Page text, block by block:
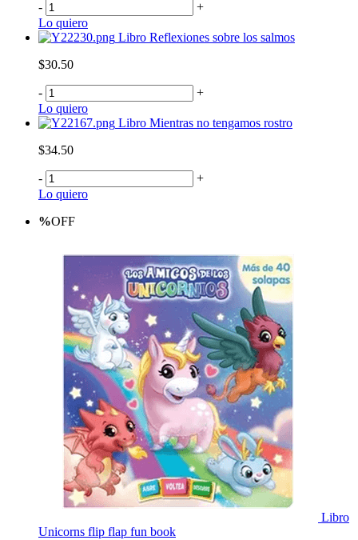
-
+
Lo quiero
Libro Reflexiones sobre los salmos
$30.50
-
+
Lo quiero
Libro Mientras no tengamos rostro
$34.50
-
+
Lo quiero
%OFF
Libro
Unicorns flip flap fun book